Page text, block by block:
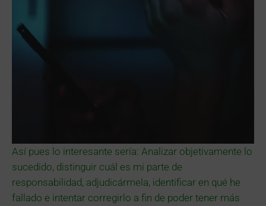
Así pues lo interesante sería: Analizar objetivamente lo
sucedido, distinguir cuál es mi parte de
responsabilidad, adjudicármela, identificar en qué he
fallado e intentar corregirlo a fin de poder tener más